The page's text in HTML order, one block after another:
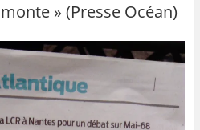
» (Presse Océan)